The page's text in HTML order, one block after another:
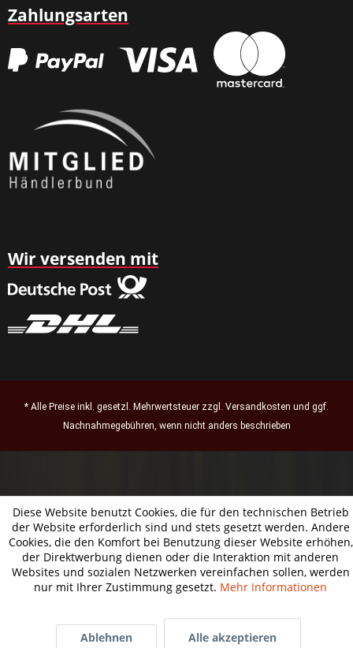
Zahlungsarten
Wir versenden mit
* Alle Preise inkl. gesetzl. Mehrwertsteuer zzgl. Versandkosten und ggf.
Nachnahmegebühren, wenn nicht anders beschrieben
Diese Website benutzt Cookies, die für den technischen Betrieb
der Website erforderlich sind und stets gesetzt werden. Andere
Cookies, die den Komfort bei Benutzung dieser Website erhöhen,
der Direktwerbung dienen oder die Interaktion mit anderen
Websites und sozialen Netzwerken vereinfachen sollen, werden
nur mit Ihrer Zustimmung gesetzt. Mehr Informationen
Ablehnen Alle akzeptieren